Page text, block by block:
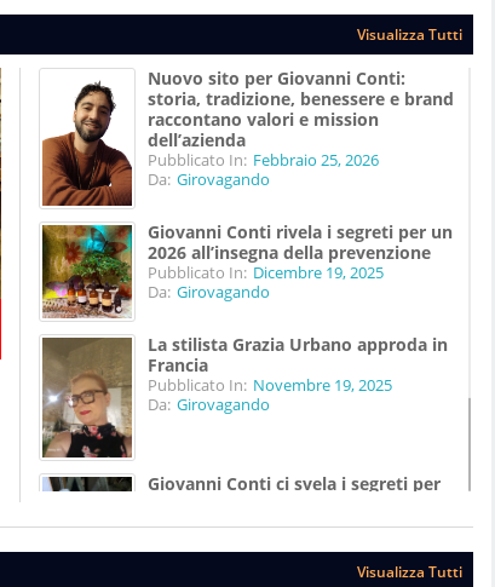
Visualizza Tutti
Nuovo sito per Giovanni Conti:
storia, tradizione, benessere e brand
raccontano valori e mission
dell’azienda
Pubblicato In: Febbraio 25, 2026
Da: Girovagando
Giovanni Conti rivela i segreti per un
2026 all’insegna della prevenzione
Pubblicato In: Dicembre 19, 2025
Da: Girovagando
La stilista Grazia Urbano approda in
Francia
Pubblicato In: Novembre 19, 2025
Da: Girovagando
Giovanni Conti ci svela i segreti per
Pubblicato In: Agosto 07, 2025
Visualizza Tutti